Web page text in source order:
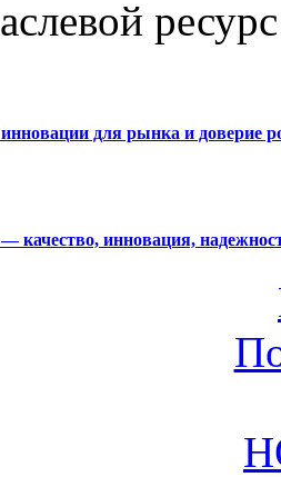
для рынка и доверие
качество, инновация,